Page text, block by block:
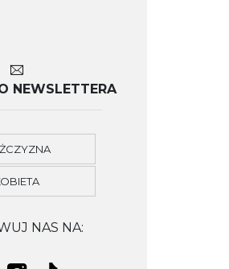
NEWSLETTERA
NAS NA: